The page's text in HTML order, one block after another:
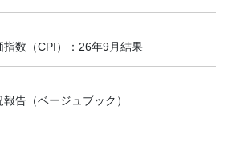
指数（CPI）：26年9月結果
告（ベージュブック）